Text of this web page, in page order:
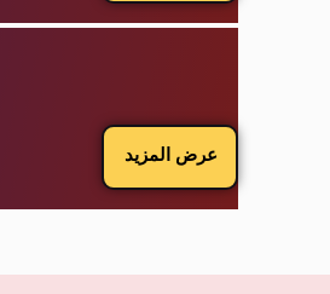
عرض المزيد